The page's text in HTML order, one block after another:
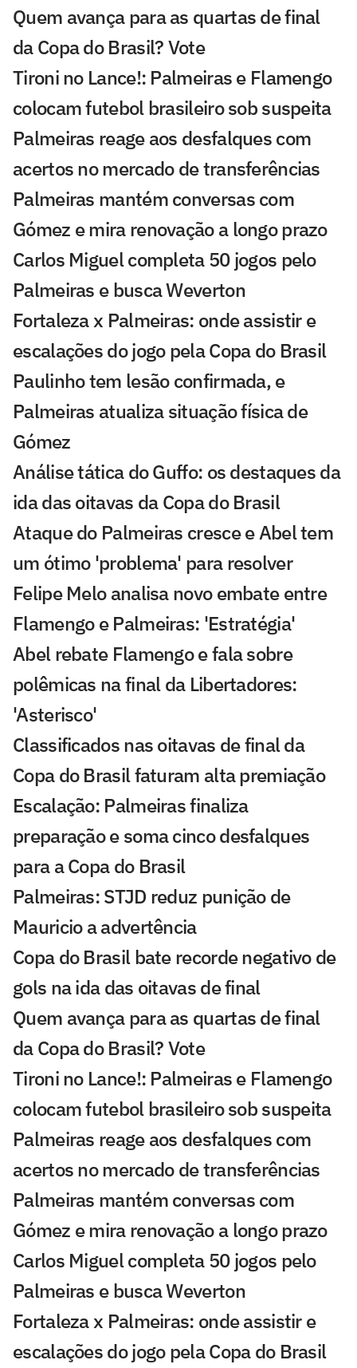
Quem avança para as quartas de final
da Copa do Brasil? Vote
Tironi no Lance!: Palmeiras e Flamengo
colocam futebol brasileiro sob suspeita
Palmeiras reage aos desfalques com
acertos no mercado de transferências
Palmeiras mantém conversas com
Gómez e mira renovação a longo prazo
Carlos Miguel completa 50 jogos pelo
Palmeiras e busca Weverton
Fortaleza x Palmeiras: onde assistir e
escalações do jogo pela Copa do Brasil
Paulinho tem lesão confirmada, e
Palmeiras atualiza situação física de
Gómez
Análise tática do Guffo: os destaques da
ida das oitavas da Copa do Brasil
Ataque do Palmeiras cresce e Abel tem
um ótimo 'problema' para resolver
Felipe Melo analisa novo embate entre
Flamengo e Palmeiras: 'Estratégia'
Abel rebate Flamengo e fala sobre
polêmicas na final da Libertadores:
'Asterisco'
Classificados nas oitavas de final da
Copa do Brasil faturam alta premiação
Escalação: Palmeiras finaliza
preparação e soma cinco desfalques
para a Copa do Brasil
Palmeiras: STJD reduz punição de
Mauricio a advertência
Copa do Brasil bate recorde negativo de
gols na ida das oitavas de final
Quem avança para as quartas de final
da Copa do Brasil? Vote
Tironi no Lance!: Palmeiras e Flamengo
colocam futebol brasileiro sob suspeita
Palmeiras reage aos desfalques com
acertos no mercado de transferências
Palmeiras mantém conversas com
Gómez e mira renovação a longo prazo
Carlos Miguel completa 50 jogos pelo
Palmeiras e busca Weverton
Fortaleza x Palmeiras: onde assistir e
escalações do jogo pela Copa do Brasil